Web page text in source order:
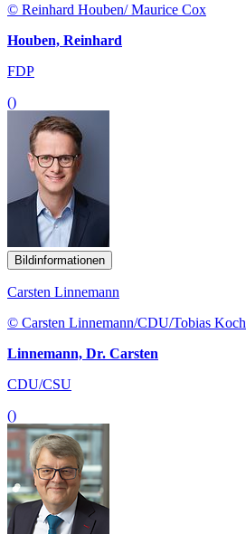
© Reinhard Houben/ Maurice Cox
Houben, Reinhard
FDP
()
Bildinformationen
Carsten Linnemann
© Carsten Linnemann/CDU/Tobias Koch
Linnemann, Dr. Carsten
CDU/CSU
()